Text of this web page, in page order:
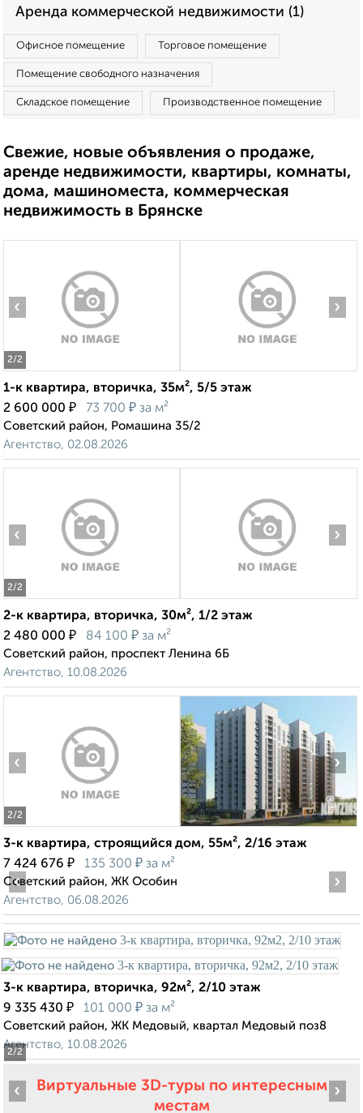
Аренда коммерческой недвижимости (1)
Офисное помещение Торговое помещение
Помещение свободного назначения
Складское помещение Производственное помещение
Свежие, новые объявления о продаже,
аренде недвижимости, квартиры, комнаты,
дома, машиноместа, коммерческая
недвижимость в Брянске
2/2
‹ ›
1-к квартира, вторичка, 35м², 5/5 этаж
2 600 000 ₽ 73 700 ₽ за м²
Советский район, Ромашина 35/2
Агентство, 02.08.2026
2/2
‹ ›
2-к квартира, вторичка, 30м², 1/2 этаж
2 480 000 ₽ 84 100 ₽ за м²
Советский район, проспект Ленина 6Б
Агентство, 10.08.2026
2/2
‹ ›
3-к квартира, строящийся дом, 55м², 2/16 этаж
7 424 676 ₽ 135 300 ₽ за м²
Советский район, ЖК Особин
Агентство, 06.08.2026
2/2
‹ ›
3-к квартира, вторичка, 92м², 2/10 этаж
9 335 430 ₽ 101 000 ₽ за м²
Советский район, ЖК Медовый, квартал Медовый поз8
Агентство, 10.08.2026
Виртуальные 3D-туры по интересным
местам
‹ ›